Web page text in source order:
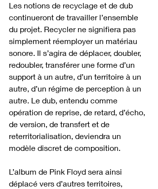
Les notions de recyclage et de dub
continueront de travailler l’ensemble
du projet. Recycler ne signifiera pas
simplement réemployer un matériau
sonore. Il s’agira de déplacer, doubler,
redoubler, transférer une forme d’un
support à un autre, d’un territoire à un
autre, d’un régime de perception à un
autre. Le dub, entendu comme
opération de reprise, de retard, d’écho,
de version, de transfert et de
reterritorialisation, deviendra un
modèle discret de composition.
L’album de Pink Floyd sera ainsi
déplacé vers d’autres territoires,